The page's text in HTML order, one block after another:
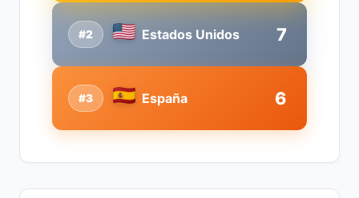
#2 Estados Unidos 7
#3 España 6